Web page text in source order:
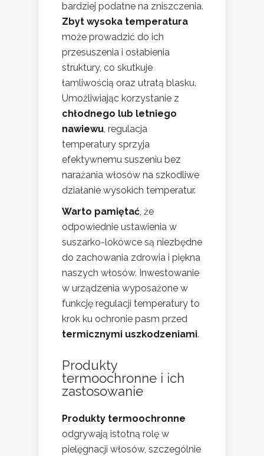
bardziej podatne na zniszczenia.
Zbyt wysoka temperatura
może prowadzić do ich
przesuszenia i osłabienia
struktury, co skutkuje
łamliwością oraz utratą blasku.
Umożliwiając korzystanie z
chłodnego lub letniego
nawiewu, regulacja
temperatury sprzyja
efektywnemu suszeniu bez
narażania włosów na szkodliwe
działanie wysokich temperatur.
Warto pamiętać, że
odpowiednie ustawienia w
suszarko-lokówce są niezbędne
do zachowania zdrowia i piękna
naszych włosów. Inwestowanie
w urządzenia wyposażone w
funkcję regulacji temperatury to
krok ku ochronie pasm przed
termicznymi uszkodzeniami.
Produkty
termoochronne i ich
zastosowanie
Produkty termoochronne
odgrywają istotną rolę w
pielęgnacji włosów, szczególnie